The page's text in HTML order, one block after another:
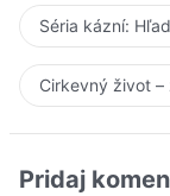
Séria kázní:
Cirkevný život
Pridaj